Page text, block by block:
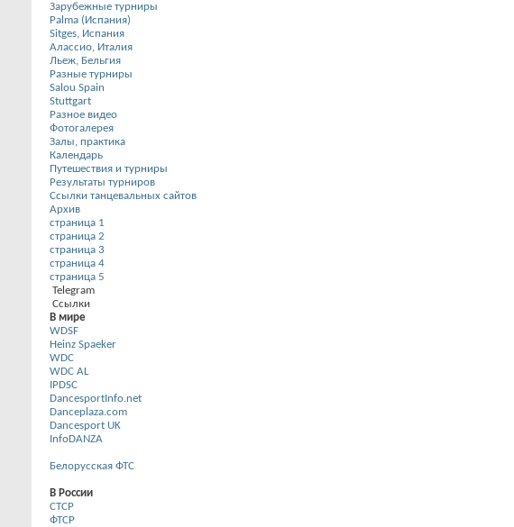
Зарубежные турниры
Palma (Испания)
Sitges, Испания
Алассио, Италия
Льеж, Бельгия
Разные турниры
Salou Spain
Stuttgart
Разное видео
Фотогалерея
Залы, практика
Календарь
Путешествия и турниры
Результаты турниров
Ссылки танцевальных сайтов
Архив
страница 1
страница 2
страница 3
страница 4
страница 5
Telegram
Ссылки
В мире
WDSF
Heinz Spaeker
WDC
WDC AL
IPDSC
DancesportInfo.net
Danceplaza.com
Dancesport UK
InfoDANZA
Белорусская ФТС
В России
CТСР
ФТСР